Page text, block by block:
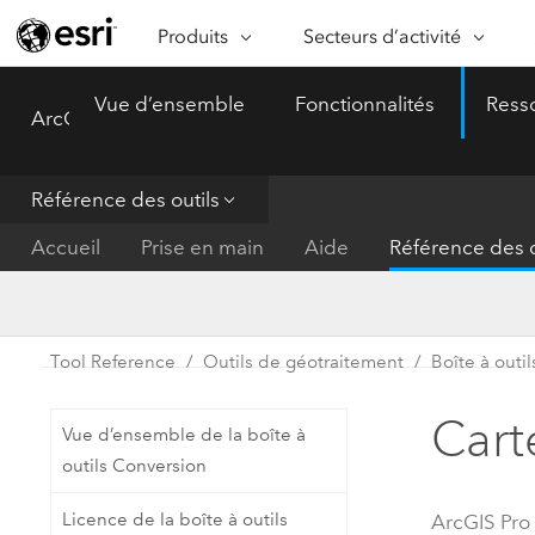
Produits
ARCGIS
ArcGIS Online
Plateforme de cartographie SaaS
Logiciel SIG leader du marché
ArcGIS Enterprise
la cartographie
Secteurs d’activité
SECTEURS D’ACTIVITÉ
Protection de
Fournisseurs d’énergie
Santé et services à la
ArcGIS Pro
Vue d’ensemble Fonctionnalités
Référence des outils
Accueil
Prise en main Aide Référence des
Tool Reference Outils de géotraitement Boîte à
Vue d’ensemble de la boîte à
outils Conversion
Licence de la boîte à outils
ArcGIS Pro